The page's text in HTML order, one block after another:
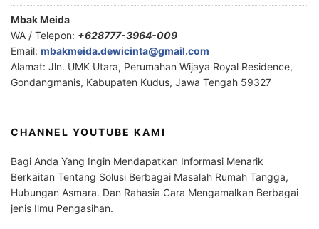
Mbak Meida
WA / Telepon: +628777-3964-009
Email: mbakmeida.dewicinta@gmail.com
Alamat: Jln. UMK Utara, Perumahan Wijaya Royal Residence,
Gondangmanis, Kabupaten Kudus, Jawa Tengah 59327
CHANNEL YOUTUBE KAMI
Bagi Anda Yang Ingin Mendapatkan Informasi Menarik
Berkaitan Tentang Solusi Berbagai Masalah Rumah Tangga,
Hubungan Asmara. Dan Rahasia Cara Mengamalkan Berbagai
jenis Ilmu Pengasihan.